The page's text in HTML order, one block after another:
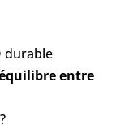
durable
entre